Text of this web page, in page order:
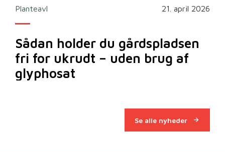
Planteavl 21. april 2026
Sådan holder du gårdspladsen
fri for ukrudt – uden brug af
glyphosat
Se alle nyheder